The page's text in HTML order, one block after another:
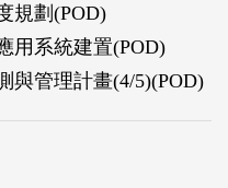
之查詢，藉由本系統將
訊化，節省作業成本，
規劃(POD)
用系統建置(POD)
與管理計畫(4/5)(POD)